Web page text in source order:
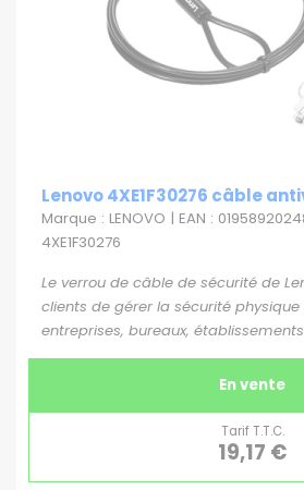
Lenovo 4XE1F30276 câble
Marque : LENOVO | EAN :
4XE1F30276
Le verrou de câble de sécurité de
clients de gérer la sécurité physique
entreprises, bureaux,
En vente
Tarif T.T.C.
19,17 €